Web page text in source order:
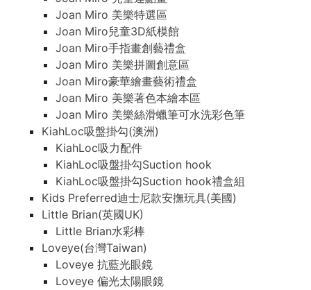
Joan Miro 美樂特選區
Joan Miro兒童3D紙模館
Joan Miro手指畫創藝禮盒
Joan Miro 美樂拼圖創意區
Joan Miro豪華繪畫藝術禮盒
Joan Miro 美樂著色本繪本區
Joan Miro 美樂絲滑蠟筆可水洗彩色筆
KiahLoc吸盤掛勾(澳洲)
KiahLoc吸力配件
KiahLoc吸盤掛勾Suction hook
KiahLoc吸盤掛勾Suction hook禮盒組
Kids Preferred迪士尼款安撫玩具(美國)
Little Brian(英國UK)
Little Brian水彩棒
Loveye(台灣Taiwan)
Loveye 抗藍光眼鏡
Loveye 偏光太陽眼鏡